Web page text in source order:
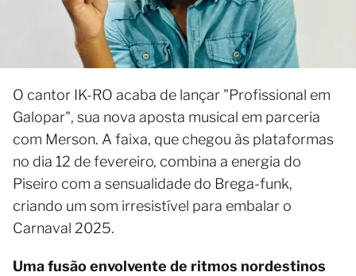
O cantor IK-RO acaba de lançar "Profissional em
Galopar", sua nova aposta musical em parceria
com Merson. A faixa, que chegou às plataformas
no dia 12 de fevereiro, combina a energia do
Piseiro com a sensualidade do Brega-funk,
criando um som irresistível para embalar o
Carnaval 2025.
Uma fusão envolvente de ritmos nordestinos